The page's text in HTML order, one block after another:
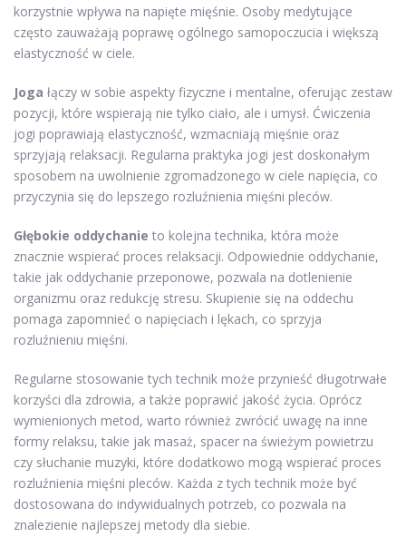
korzystnie wpływa na napięte mięśnie. Osoby medytujące
często zauważają poprawę ogólnego samopoczucia i większą
elastyczność w ciele.
Joga łączy w sobie aspekty fizyczne i mentalne, oferując zestaw
pozycji, które wspierają nie tylko ciało, ale i umysł. Ćwiczenia
jogi poprawiają elastyczność, wzmacniają mięśnie oraz
sprzyjają relaksacji. Regularna praktyka jogi jest doskonałym
sposobem na uwolnienie zgromadzonego w ciele napięcia, co
przyczynia się do lepszego rozluźnienia mięśni pleców.
Głębokie oddychanie to kolejna technika, która może
znacznie wspierać proces relaksacji. Odpowiednie oddychanie,
takie jak oddychanie przeponowe, pozwala na dotlenienie
organizmu oraz redukcję stresu. Skupienie się na oddechu
pomaga zapomnieć o napięciach i lękach, co sprzyja
rozluźnieniu mięśni.
Regularne stosowanie tych technik może przynieść długotrwałe
korzyści dla zdrowia, a także poprawić jakość życia. Oprócz
wymienionych metod, warto również zwrócić uwagę na inne
formy relaksu, takie jak masaż, spacer na świeżym powietrzu
czy słuchanie muzyki, które dodatkowo mogą wspierać proces
rozluźnienia mięśni pleców. Każda z tych technik może być
dostosowana do indywidualnych potrzeb, co pozwala na
znalezienie najlepszej metody dla siebie.